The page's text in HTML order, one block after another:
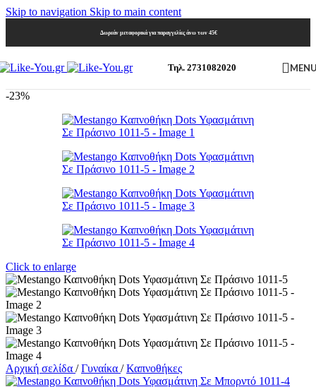
Skip to navigation Skip to main content
Δωρεάν μεταφορικά για παραγγελίες άνω των 45€
Τηλ. 2731082020
-23%
Click to enlarge
Αρχική σελίδα / Γυναίκα / Καπνοθήκες